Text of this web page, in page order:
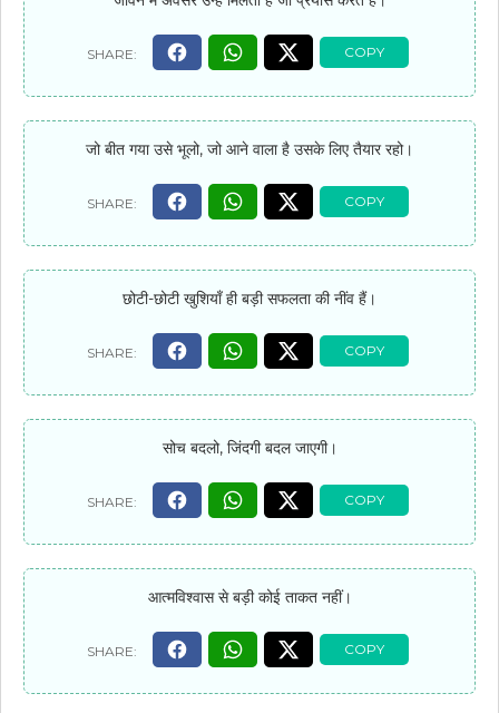
जो बीत गया उसे भूलो, जो आने वाला है उसके लिए तैयार रहो।
छोटी-छोटी खुशियाँ ही बड़ी सफलता की नींव हैं।
सोच बदलो, जिंदगी बदल जाएगी।
आत्मविश्वास से बड़ी कोई ताकत नहीं।